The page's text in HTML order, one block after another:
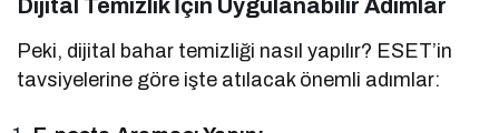
Dijital Temizlik İçin Uygulanabilir Adımlar
Peki, dijital bahar temizliği nasıl yapılır? ESET’in
tavsiyelerine göre işte atılacak önemli adımlar: